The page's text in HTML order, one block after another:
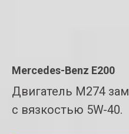
Mercedes-Benz E200
Двигатель M274
c вязкостью 5W-40.